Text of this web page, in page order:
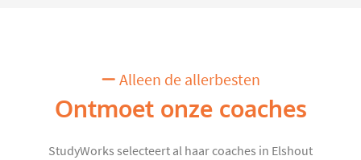
Alleen de allerbesten
Ontmoet onze coaches
StudyWorks selecteert al haar coaches in Elshout